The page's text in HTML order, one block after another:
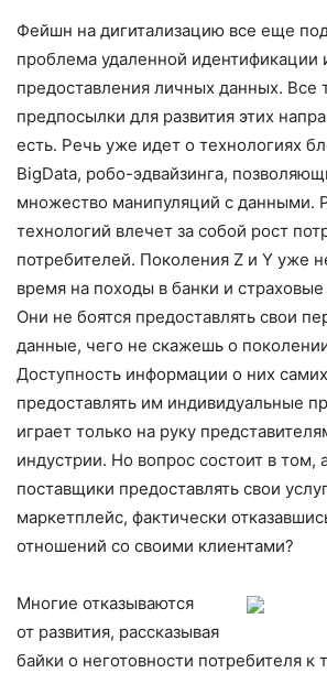
Фейшн на дигитализацию все еще
проблема удаленной идентификации
предоставления личных данных. Все
предпосылки для развития этих
есть. Речь уже идет о технологиях
BigData, робо-эдвайзинга,
множество манипуляций с данными.
технологий влечет за собой рост
потребителей. Поколения Z и Y уже
время на походы в банки и
Они не боятся предоставлять свои
данные, чего не скажешь о
Доступность информации о них
предоставлять им индивидуальные
играет только на руку
индустрии. Но вопрос состоит в том,
поставщики предоставлять свои
маркетплейс, фактически
отношений со своими клиентами?
Многие отказываются
от развития, рассказывая
байки о неготовности потребителя к